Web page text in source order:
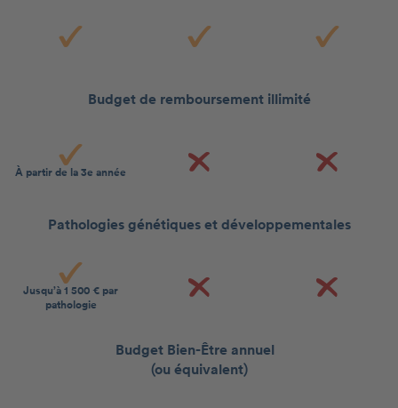
Budget de remboursement illimité
À partir de la 3e année
Pathologies génétiques et développementales
Jusqu’à 1 500 € par
pathologie
Budget Bien-Être annuel
(ou équivalent)